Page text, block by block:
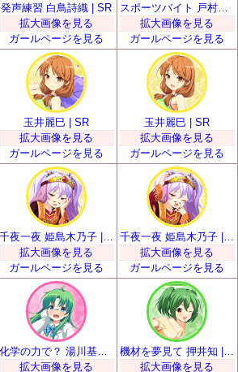
発声練習 白鳥詩織 | SR
拡大画像を見る
ガールページを見る
スポーツバイト 戸村美知留 | SR
拡大画像を見る
ガールページを見る
玉井麗巳 | SR
拡大画像を見る
ガールページを見る
玉井麗巳 | SR
拡大画像を見る
ガールページを見る
千夜一夜 姫島木乃子 | SR
拡大画像を見る
ガールページを見る
千夜一夜 姫島木乃子 | SR
拡大画像を見る
ガールページを見る
化学の力で？ 湯川基世 | SR
拡大画像を見る
機材を夢見て 押井知 | SR
拡大画像を見る